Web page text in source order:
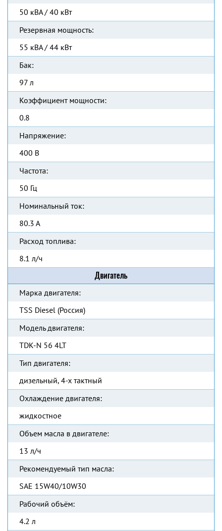
50 кВА / 40 кВт
Резервная мощность:
55 кВА / 44 кВт
Бак:
97 л
Коэффициент мощности:
0.8
Напряжение:
400 В
Частота:
50 Гц
Номинальный ток:
80.3 А
Расход топлива:
8.1 л/ч
Двигатель
Марка двигателя:
TSS Diesel (Россия)
Модель двигателя:
TDK-N 56 4LT
Тип двигателя:
дизельный, 4-х тактный
Охлаждение двигателя:
жидкостное
Объем масла в двигателе:
13 л/ч
Рекомендуемый тип масла:
SAE 15W40/10W30
Рабочий объём:
4.2 л